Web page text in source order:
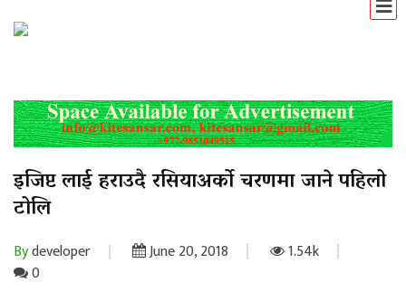
इजिप्ट लाई हराउदै रसियाअर्को चरणमा जाने पहिलो
टोलि
Bydeveloper June 20, 2018
1.54k
0